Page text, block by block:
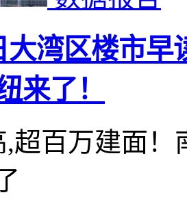
大湾区楼市
来了！
,超百万建面